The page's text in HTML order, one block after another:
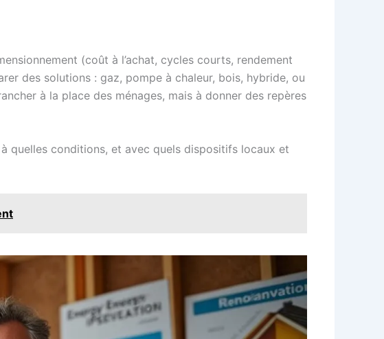
(coût à l’achat, cycles courts, rendement
des solutions : gaz, pompe à chaleur, bois, hybride, ou
à la place des ménages, mais à donner des repères
quelles conditions, et avec quels dispositifs locaux et